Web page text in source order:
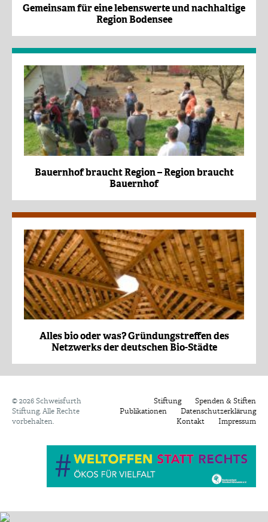
Gemeinsam für eine lebenswerte und nachhaltige
Region Bodensee
Bauernhof braucht Region – Region braucht
Bauernhof
Alles bio oder was? Gründungstreffen des
Netzwerks der deutschen Bio-Städte
© 2026 Schweisfurth
Stiftung. Alle Rechte
vorbehalten.
Stiftung
Spenden & Stiften
Publikationen
Datenschutzerklärung
Kontakt
Impressum